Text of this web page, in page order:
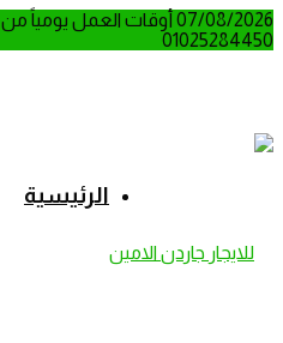
07/08/2026 أوقات العمل يومياً من 7 صباحاً إلى 12 ليلاً
01025284450
الرئيسية